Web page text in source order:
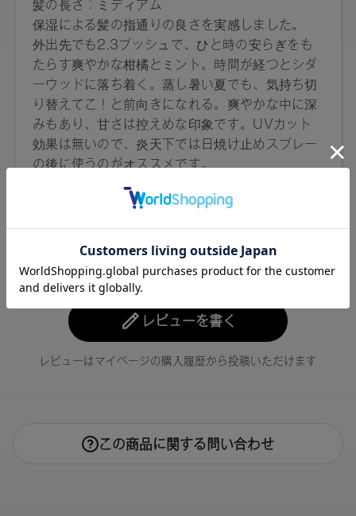
合がございます。
●パッケージのリニューアル等の理由により、成分・処方が記
載と異なる場合がございます。
●予告なくパッケージ仕様が変更になる場合がございます。
レビューを書く
レビューはマイページの購入履歴から投稿いただけます
この商品に関する問い合わせ